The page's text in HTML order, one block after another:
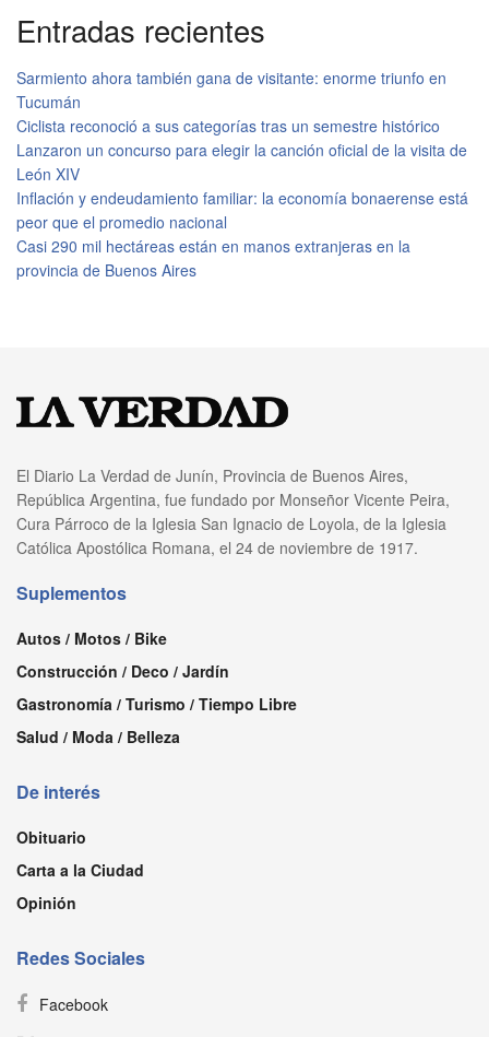
Entradas recientes
Sarmiento ahora también gana de visitante: enorme triunfo en
Tucumán
Ciclista reconoció a sus categorías tras un semestre histórico
Lanzaron un concurso para elegir la canción oficial de la visita de
León XIV
Inflación y endeudamiento familiar: la economía bonaerense está
peor que el promedio nacional
Casi 290 mil hectáreas están en manos extranjeras en la
provincia de Buenos Aires
El Diario La Verdad de Junín, Provincia de Buenos Aires,
República Argentina, fue fundado por Monseñor Vicente Peira,
Cura Párroco de la Iglesia San Ignacio de Loyola, de la Iglesia
Católica Apostólica Romana, el 24 de noviembre de 1917.
Suplementos
Autos / Motos / Bike
Construcción / Deco / Jardín
Gastronomía / Turismo / Tiempo Libre
Salud / Moda / Belleza
De interés
Obituario
Carta a la Ciudad
Opinión
Redes Sociales
Facebook